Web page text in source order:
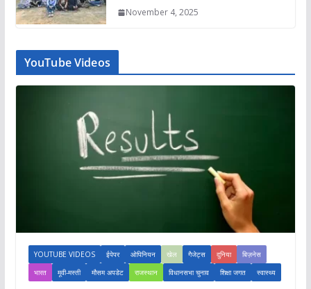
November 4, 2025
YouTube Videos
YOUTUBE VIDEOS ईपेपर ओपिनियन खेल गैजेट्स दुनिया
बिज़नेस
भारत
मूवी-मस्ती मौसम अपडेट राजस्थान विधानसभा चुनाव शिक्षा जगत स्वास्थ्य